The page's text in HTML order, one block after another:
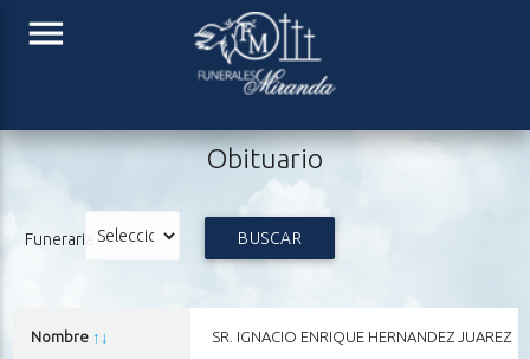
menu
Obituario
Funeraria BUSCAR
Nombre ↑ ↓ SR. IGNACIO ENRIQUE HERNANDEZ JUAREZ